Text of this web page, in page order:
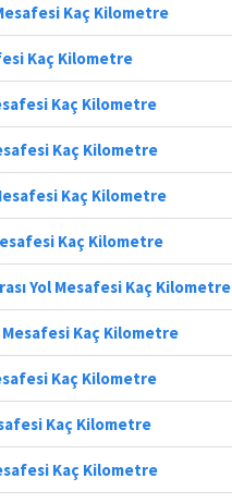
Kaç Kilometre
Kaç Kilometre
Kaç Kilometre
Kaç Kilometre
Kaç Kilometre
Kaç Kilometre
Yol Mesafesi Kaç Kilometre
Kaç Kilometre
Kaç Kilometre
Kaç Kilometre
Kaç Kilometre